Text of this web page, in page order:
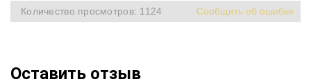
Количество просмотров: 1124 Сообщить об ошибке
Оставить отзыв